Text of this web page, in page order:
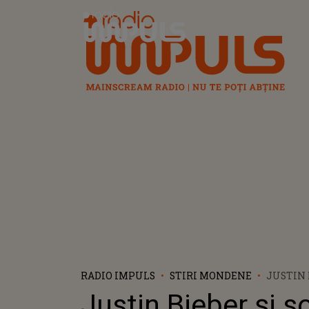
Radio Impuls
RADIO IMPULS STIRI MONDENE
JUSTIN